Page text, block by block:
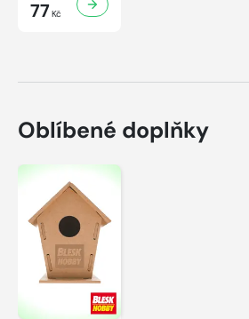
77 Kč
Oblíbené doplňky